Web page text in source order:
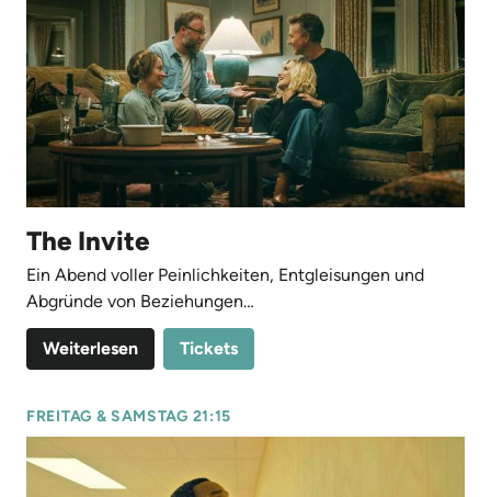
The Invite
Ein Abend voller Peinlichkeiten, Entgleisungen und
Abgründe von Beziehungen…
Weiterlesen Tickets
FREITAG & SAMSTAG 21:15